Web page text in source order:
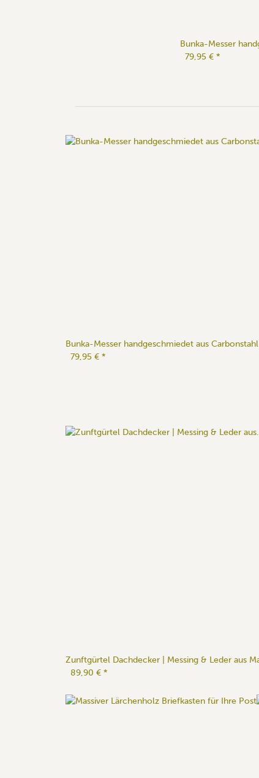
Bunka-Messer
79,95 € *
Bunka-Messer handgeschmiedet aus Carbonstahl
79,95 € *
Zunftgürtel Dachdecker | Messing & Leder aus
89,90 € *